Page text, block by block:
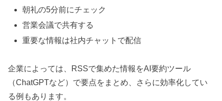
朝礼の5分前にチェック
営業会議で共有する
重要な情報は社内チャットで配信
企業によっては、RSSで集めた情報をAI要約ツール
（ChatGPTなど）で要点をまとめ、さらに効率化してい
る例もあります。